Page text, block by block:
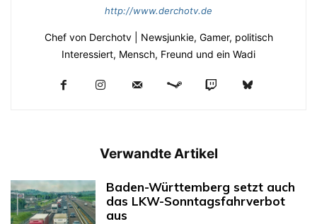
http://www.derchotv.de
Chef von Derchotv | Newsjunkie, Gamer, politisch
Interessiert, Mensch, Freund und ein Wadi
Verwandte Artikel
Baden-Württemberg setzt auch
das LKW-Sonntagsfahrverbot
aus